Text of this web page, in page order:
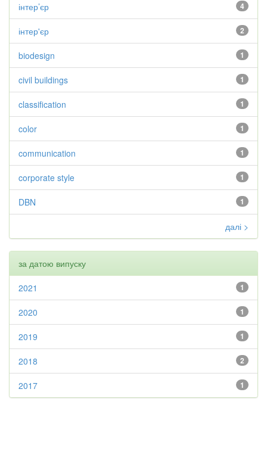
4
інтер’єр
2
інтер'єр
1
biodesign
1
civil buildings
1
classification
1
color
1
communication
1
corporate style
1
DBN
далі >
за датою випуску
1
2021
1
2020
1
2019
2
2018
1
2017